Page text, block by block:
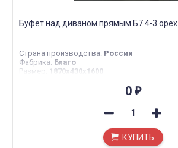
Буфет над диваном прямым Б7.4-3 орех
Страна производства: Россия
Фабрика: Благо
Размер : 1870х430х1600
0 ₽
КУПИТЬ